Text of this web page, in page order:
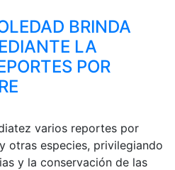
BRINDA
LA
POR
varios reportes por
otras especies, privilegiando
y la conservación de las